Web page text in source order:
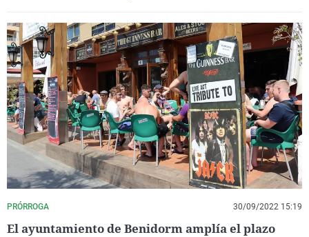
PRÓRROGA 30/09/2022 15:19
El ayuntamiento de Benidorm amplía el plazo